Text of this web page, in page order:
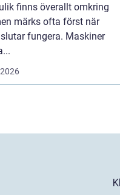
finns överallt omkring
märks ofta först när
fungera. Maskiner